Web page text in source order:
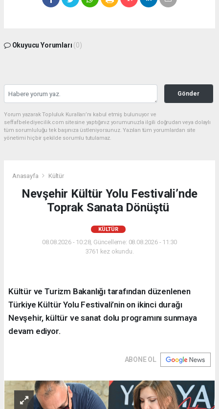
Okuyucu Yorumları (0)
Gönder
Yorum yazarak Topluluk Kuralları’nı kabul etmiş bulunuyor ve
seffafbelediyecilik.com sitesine yaptığınız yorumunuzla ilgili doğrudan veya dolaylı
tüm sorumluluğu tek başınıza üstleniyorsunuz. Yazılan tüm yorumlardan site
yönetimi hiçbir şekilde sorumlu tutulamaz.
Anasayfa Kültür
Nevşehir Kültür Yolu Festivali’nde
Toprak Sanata Dönüştü
KÜLTÜR
08.08.2026 - 10:28, Güncelleme: 08.08.2026 - 11:30
3761 kez okundu.
Kültür ve Turizm Bakanlığı tarafından düzenlenen
Türkiye Kültür Yolu Festivali’nin on ikinci durağı
Nevşehir, kültür ve sanat dolu programını sunmaya
devam ediyor.
ABONE OL